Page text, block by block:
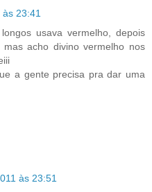
23:41
usava vermelho, depois
acho divino vermelho nos
a gente precisa pra dar uma
às 23:51